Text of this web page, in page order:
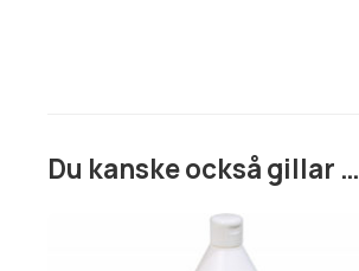
Du kanske också gillar …